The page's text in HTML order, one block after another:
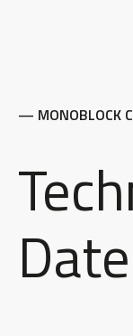
— MONOBLOCK